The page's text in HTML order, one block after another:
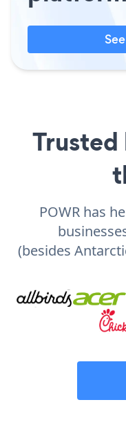
POWR has
(besides